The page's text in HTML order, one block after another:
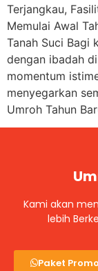
Terjangkau,
Memulai Awal
Tanah Suci Bagi
dengan ibadah
momentum
menyegarkan
Umroh Tahun
Kami akan
lebih
Paket Promo